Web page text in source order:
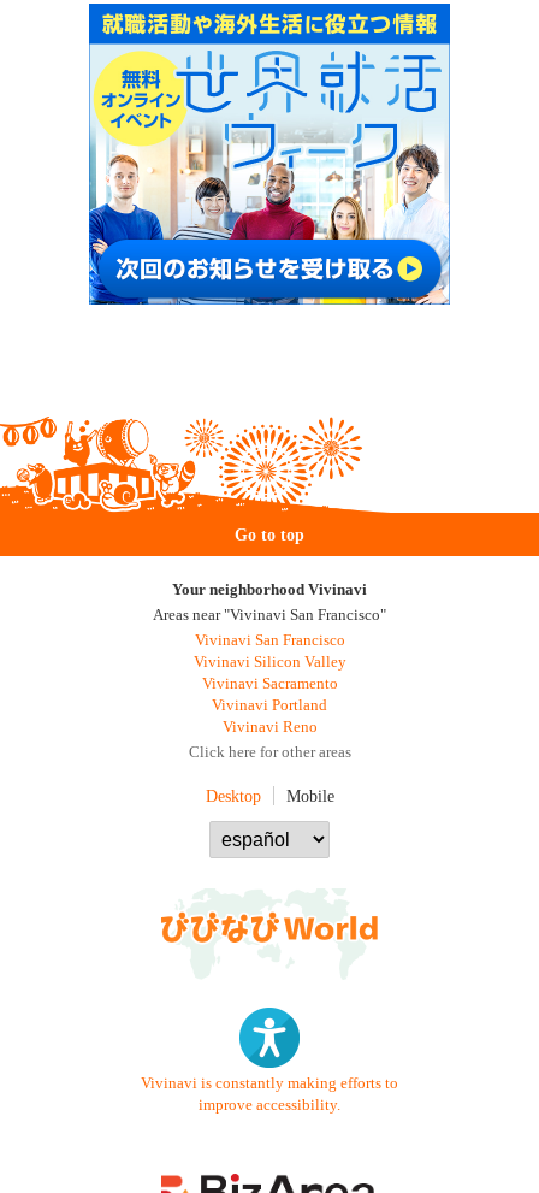
Go to top
Your neighborhood Vivinavi
Areas near "Vivinavi San Francisco"
Vivinavi San Francisco
Vivinavi Silicon Valley
Vivinavi Sacramento
Vivinavi Portland
Vivinavi Reno
Click here for other areas
Desktop Mobile
Vivinavi is constantly making efforts to
improve accessibility.